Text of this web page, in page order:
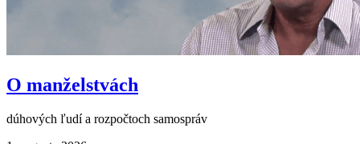
O manželstvách
dúhových ľudí a rozpočtoch samospráv